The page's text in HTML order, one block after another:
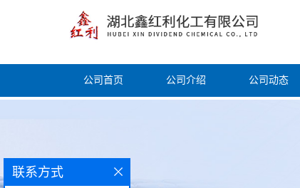
公司首页 公司介绍 公司动态
联系方式